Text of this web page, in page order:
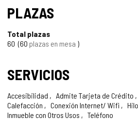
cuadernos
PLAZAS
Total plazas
60 60 plazas en mesa
SERVICIOS
Accesibilidad Admite Tarjeta de Crédito
Calefacción
Conexión Internet/ Wifi
Inmueble con Otros Usos
Teléfono